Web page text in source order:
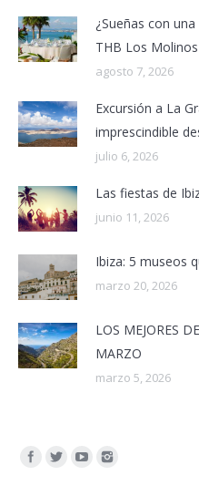
¿Sueñas con
THB Los
agosto 7, 2026
Excursión a La
imprescindible
julio 6, 2026
Las fiestas de
junio 11, 2026
Ibiza: 5 museos
marzo 20, 2026
LOS MEJORES
MARZO
marzo 5, 2026
Encuéntranos en: